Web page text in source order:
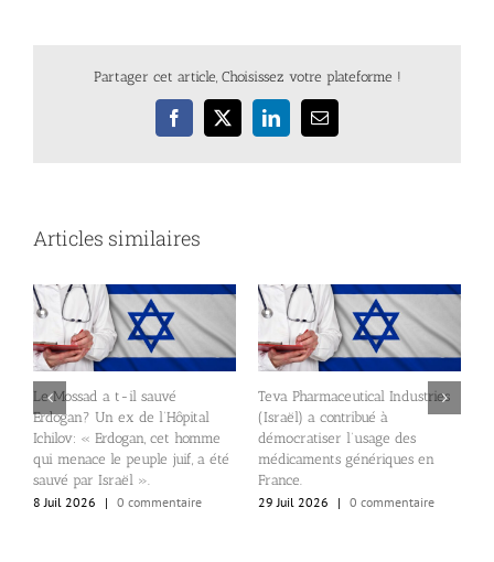
Partager cet article, Choisissez votre plateforme !
Facebook
X LinkedInEmail
Articles similaires
Le Mossad a t-il sauvé
Erdogan? Un ex de l’Hôpital
Ichilov: « Erdogan, cet homme
qui menace le peuple juif, a été
sauvé par Israël ».
8 Juil 2026
| 0 commentaire
Teva Pharmaceutical Industries
(Israël) a contribué à
démocratiser l’usage des
médicaments génériques en
France.
29 Juil 2026
| 0 commentaire